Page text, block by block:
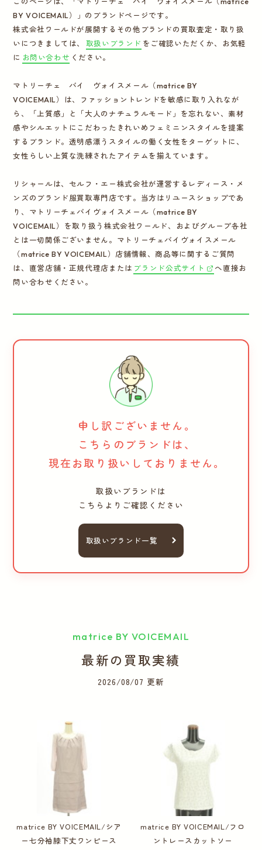
BY VOICEMAIL）」のブランドページです。
株式会社ワールドが展開するその他ブランドの買取査定・取り扱
いにつきましては、
取扱いブランド をご確認いただくか、お気軽
に お問い合わせ ください。
マトリーチェ バイ ヴォイスメール（matrice BY
VOICEMAIL）は、ファッショントレンドを敏感に取り入れなが
ら、「上質感」と「大人のナチュラルモード」を忘れない、素材
感やシルエットにこだわったきれいめフェミニンスタイルを提案
するブランド。透明感漂うスタイルの働く女性をターゲットに、
女性らしい上質な洗練されたアイテムを揃えています。
リシャールは、セルフ・エー株式会社が運営するレディース・メ
ンズのブランド服買取専門店です。当方はリユースショップであ
り、マトリーチェバイヴォイスメール（matrice BY
VOICEMAIL）を取り扱う株式会社ワールド、およびグループ各社
とは一切関係ございません。マトリーチェバイヴォイスメール
（matrice BY VOICEMAIL）店舗情報、商品等に関するご質問
は、直営店舗・正規代理店または ブランド公式サイト
へ直接お
問い合わせください。
申し訳ございません。
こちらのブランドは、
現在お取り扱いしておりません。
取扱いブランドは
こちらよりご確認ください
取扱いブランド一覧
matrice BY VOICEMAIL
最新の買取実績
2026/08/07 更新
matrice BY VOICEMAIL/シア
ー七分袖膝下丈ワンピース
matrice BY VOICEMAIL/フロ
ントレースカットソー